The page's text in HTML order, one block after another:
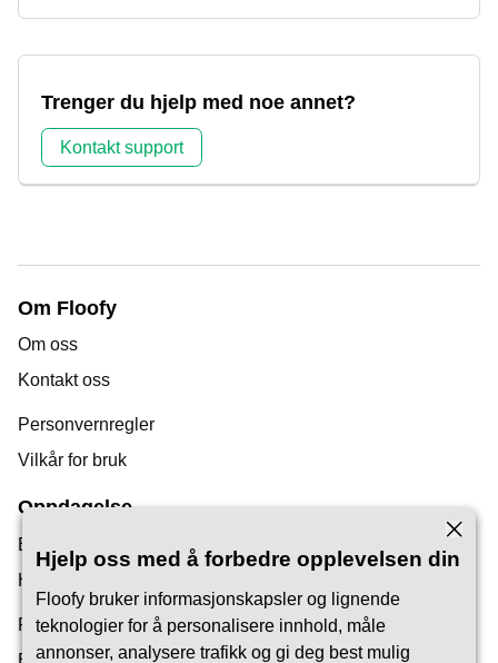
Trenger du hjelp med noe annet?
Kontakt support
Om Floofy
Om oss
Kontakt oss
Personvernregler
Vilkår for bruk
Oppdagelse
Bloggen vår
Hjelpesenter
Finn en dyrepasser
Hjelp oss med å forbedre opplevelsen din
Floofy bruker informasjonskapsler og lignende
teknologier for å personalisere innhold, måle
annonser, analysere trafikk og gi deg best mulig